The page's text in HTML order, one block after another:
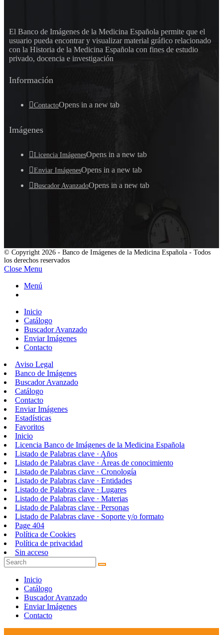
El Banco de Imágenes de la Medicina Española permite que el
usuario pueda encontrar y visualizar material gráfico relacionado
con la Historia de la Medicina Española con fines de estudio
privado, docencia e investigación
Información
ContactoOpens in a new tab
Imágenes
Licencia ImágenesOpens in a new tab
Enviar ImágenesOpens in a new tab
Buscador AvanzadoOpens in a new tab
© Copyright 2026 - Banco de Imágenes de la Medicina Española - Todos
los derechos reservados
Close Menu
Menú
Inicio
Catálogo
Buscador Avanzado
Enviar Imágenes
Contacto
Aviso Legal
Banco de Imágenes
Buscador Avanzado
Catálogo
Contacto
Enviar Imágenes
Estadísticas
Favoritos
Inicio
Licencia Banco de Imágenes de la Medicina Española
Listado de Palabras clave · Años
Listado de Palabras clave · Áreas de conocimiento
Listado de Palabras clave · Cronología
Listado de Palabras clave · Entidades
Listado de Palabras clave · Lugares
Listado de Palabras clave · Materias
Listado de Palabras clave · Personas
Listado de Palabras clave · Soporte y/o formato
Page 404
Política de Cookies
Política de privacidad
Sin acceso
Inicio
Catálogo
Buscador Avanzado
Enviar Imágenes
Contacto